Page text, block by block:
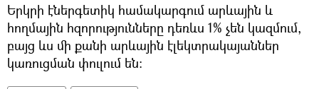
Երկրի էներգետիկ համակարգում արևային և
հողմային հզորությունները դեռևս 1% չեն կազմում,
բայց ևս մի քանի արևային էլեկտրակայաններ
կառուցման փուլում են։